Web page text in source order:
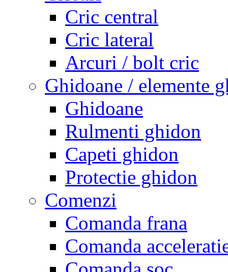
Cric central
Cric lateral
Arcuri / bolt cric
Ghidoane / elemente
Ghidoane
Rulmenti ghidon
Capeti ghidon
Protectie ghidon
Comenzi
Comanda frana
Comanda